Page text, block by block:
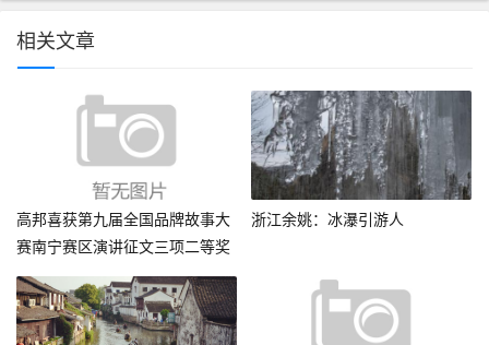
相关文章
高邦喜获第九届全国品牌故事大
赛南宁赛区演讲征文三项二等奖
浙江余姚：冰瀑引游人